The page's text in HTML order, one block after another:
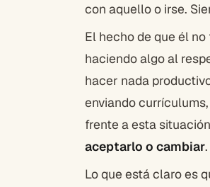
con aquello o irse.
El hecho de que él
haciendo algo al
hacer nada
enviando
frente a esta
aceptarlo o cambiar
Lo que está claro es